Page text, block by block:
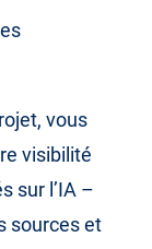
vous
visibilité
sur l’IA –
sources et